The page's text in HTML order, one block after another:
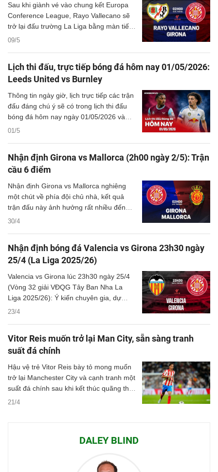
09/5
Sau khi giành vé vào chung kết Europa
Conference League, Rayo Vallecano sẽ
trở lại đấu trường La Liga bằng màn tiếp
đón Girona. Trong khi đội chủ sân
đầy căng thẳng.
Lịch thi đấu, trực tiếp bóng đá hôm nay 01/05/2026:
Leeds United vs Burnley
01/5
Thông tin ngày giờ, lịch trực tiếp các trận
đấu đáng chú ý sẽ có trong lịch thi đấu
bóng đá hôm nay ngày 01/05/2026 và
rạng sáng mai cùng kênh phát sóng trực
Nhận định Girona vs Mallorca (2h00 ngày 2/5): Trận
cầu 6 điểm
30/4
Nhận định Girona vs Mallorca nghiêng
một chút về phía đội chủ nhà, kết quả
trận đấu này ảnh hưởng rất nhiều đến
cuộc đua trụ hạng ở La Liga mùa này.
Nhận định bóng đá Valencia vs Girona 23h30 ngày
25/4 (La Liga 2025/26)
23/4
Valencia vs Girona lúc 23h30 ngày 25/4
(Vòng 32 giải VĐQG Tây Ban Nha La
Liga 2025/26): Ý kiến chuyên gia, dự
đoán kết quả, nhận định - phân tích trận
Vitor Reis muốn trở lại Man City, sẵn sàng tranh
suất đá chính
21/4
Hậu vệ trẻ Vitor Reis bày tỏ mong muốn
trở lại Manchester City và cạnh tranh một
suất đá chính sau khi kết thúc quãng thời
gian thi đấu ấn tượng theo dạng cho
DALEY BLIND